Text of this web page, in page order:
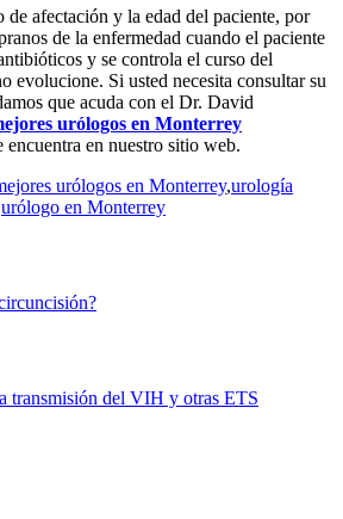
de afectación y la edad del paciente, por
de la enfermedad cuando el paciente
y se controla el curso del
evolucione. Si usted necesita consultar su
que acuda con el Dr. David
urólogos en Monterrey
encuentra en nuestro sitio web.
urólogos en Monterrey,urología
urólogo en Monterrey
transmisión del VIH y otras ETS